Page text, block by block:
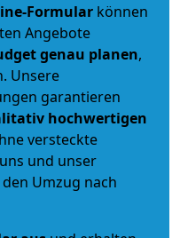
Formular können
Angebote
genau planen,
Unsere
garantieren
hochwertigen
versteckte
und unser
Umzug nach